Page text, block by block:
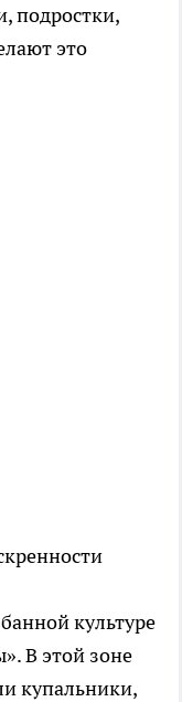
подростки,
это
культуре
В этой зоне
купальники,